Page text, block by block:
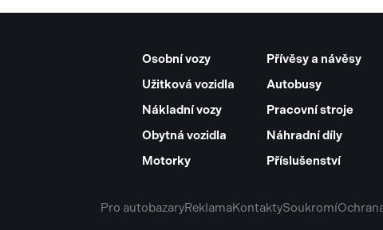
Osobní vozy
Užitková vozidla
Nákladní vozy
Obytná vozidla
Motorky
Přívěsy a návěsy
Autobusy
Pracovní stroje
Náhradní díly
Příslušenství
Pro autobazaryReklamaKontaktySoukromí